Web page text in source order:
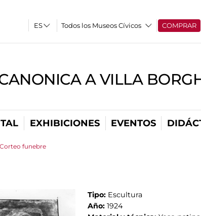
Todos los Museos Cívicos COMPRAR
A VILLA
EXHIBICIONES EVENTOS
Corteo funebre
Tipo: Escultura
Año: 1924